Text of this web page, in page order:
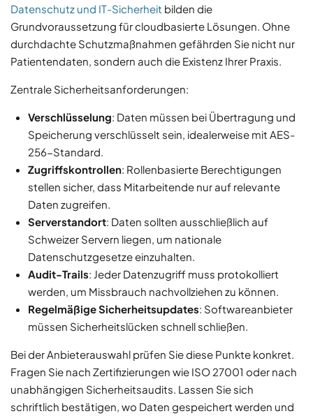
Datenschutz und IT-Sicherheit bilden die
Grundvoraussetzung für cloudbasierte Lösungen. Ohne
durchdachte Schutzmaßnahmen gefährden Sie nicht nur
Patientendaten, sondern auch die Existenz Ihrer Praxis.
Zentrale Sicherheitsanforderungen:
Verschlüsselung: Daten müssen bei Übertragung und
Speicherung verschlüsselt sein, idealerweise mit AES-
256-Standard.
Zugriffskontrollen: Rollenbasierte Berechtigungen
stellen sicher, dass Mitarbeitende nur auf relevante
Daten zugreifen.
Serverstandort: Daten sollten ausschließlich auf
Schweizer Servern liegen, um nationale
Datenschutzgesetze einzuhalten.
Audit-Trails: Jeder Datenzugriff muss protokolliert
werden, um Missbrauch nachvollziehen zu können.
Regelmäßige Sicherheitsupdates: Softwareanbieter
müssen Sicherheitslücken schnell schließen.
Bei der Anbieterauswahl prüfen Sie diese Punkte konkret.
Fragen Sie nach Zertifizierungen wie ISO 27001 oder nach
unabhängigen Sicherheitsaudits. Lassen Sie sich
schriftlich bestätigen, wo Daten gespeichert werden und